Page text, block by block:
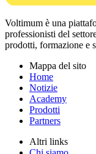
Voltimum è una
professionisti del
prodotti, formazione e
Mappa del sito
Home
Notizie
Academy
Prodotti
Partners
Altri links